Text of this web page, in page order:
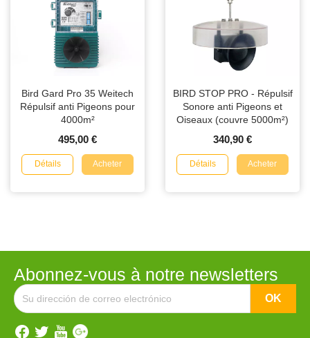
Bird Gard Pro 35 Weitech
Répulsif anti Pigeons pour
4000m²
495,00 €
Détails Acheter
BIRD STOP PRO - Répulsif
Sonore anti Pigeons et
Oiseaux (couvre 5000m²)
340,90 €
Détails Acheter
Abonnez-vous à notre newsletters